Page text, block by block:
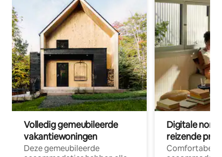
Volledig gemeubileerde
vakantiewoningen
Deze gemeubileerde
Digitale
reizende
Comfortabele